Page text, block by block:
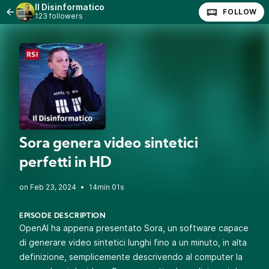
Il Disinformatico
123 followers FOLLOW
Sora genera video sintetici
perfetti in HD
• 14min 01s
EPISODE DESCRIPTION
OpenAI ha appena presentato Sora, un software capace
di generare video sintetici lunghi fino a un minuto, in alta
definizione, semplicemente descrivendo al computer la